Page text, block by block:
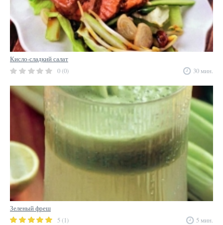
Кисло-сладкий салат
0 (0)
30 мин.
Зеленый фреш
5 (1)
5 мин.